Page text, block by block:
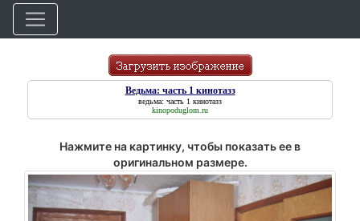
Ведьма: часть 1 кинотазз
ведьма: часть 1 кинотазз
kinopoduglom.ru
Нажмите на картинку, чтобы показать ее в
оригинальном размере.